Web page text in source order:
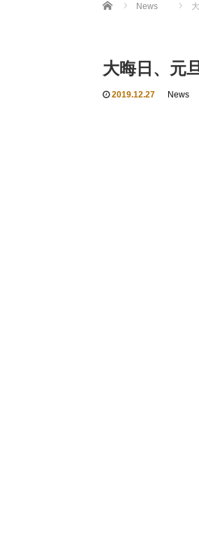
Home News
大晦日、元
2019.12.27 News